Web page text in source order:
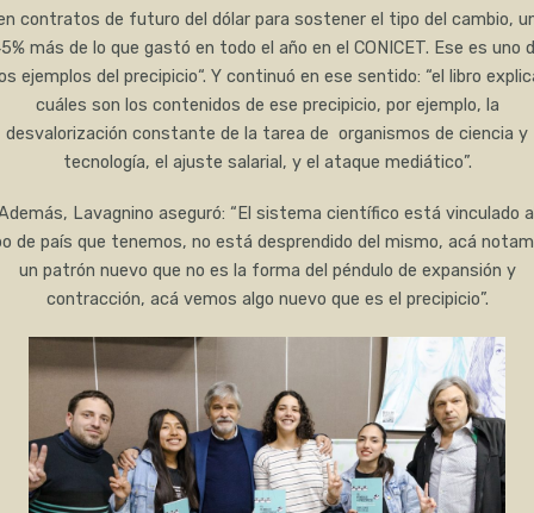
contratos de futuro del dólar para sostener el tipo del cambio,
más de lo que gastó en todo el año en el CONICET. Ese es uno
ejemplos del precipicio“. Y continuó en ese sentido: “el libro
cuáles son los contenidos de ese precipicio, por ejemplo, la
desvalorización constante de la tarea de organismos de ciencia y
tecnología, el ajuste salarial, y el ataque mediático”.
Lavagnino aseguró: “El sistema científico está vinculado al
de país que tenemos, no está desprendido del mismo, acá
un patrón nuevo que no es la forma del péndulo de expansión y
contracción, acá vemos algo nuevo que es el precipicio”.